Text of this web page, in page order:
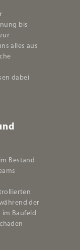
bis
alles aus
dabei
Bestand
der
im Baufeld